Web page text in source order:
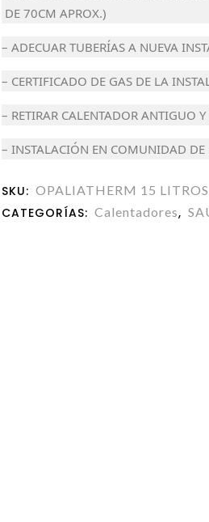
DE 70CM APROX.)
– ADECUAR TUBERÍAS A NUEVA
– CERTIFICADO DE GAS DE LA
– RETIRAR CALENTADOR ANTIGUO
– INSTALACIÓN EN COMUNIDAD DE
SKU: OPALIATHERM 15
CATEGORÍAS: Calentadores,